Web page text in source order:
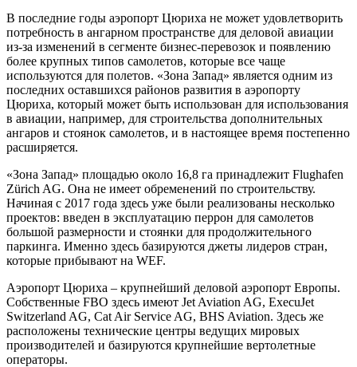
В последние годы аэропорт Цюриха не может удовлетворить
потребность в ангарном пространстве для деловой авиации
из-за изменений в сегменте бизнес-перевозок и появлению
более крупных типов самолетов, которые все чаще
используются для полетов. «Зона Запад» является одним из
последних оставшихся районов развития в аэропорту
Цюриха, который может быть использован для использования
в авиации, например, для строительства дополнительных
ангаров и стоянок самолетов, и в настоящее время постепенно
расширяется.
«Зона Запад» площадью около 16,8 га принадлежит Flughafen
Zürich AG. Она не имеет обременений по строительству.
Начиная с 2017 года здесь уже были реализованы несколько
проектов: введен в эксплуатацию перрон для самолетов
большой размерности и стоянки для продолжительного
паркинга. Именно здесь базируются джеты лидеров стран,
которые прибывают на WEF.
Аэропорт Цюриха – крупнейший деловой аэропорт Европы.
Собственные FBO здесь имеют Jet Aviation AG, ExecuJet
Switzerland AG, Cat Air Service AG, BHS Aviation. Здесь же
расположены технические центры ведущих мировых
производителей и базируются крупнейшие вертолетные
операторы.